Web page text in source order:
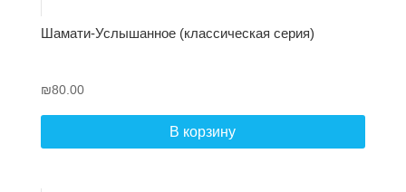
Шамати-Услышанное (классическая серия)
₪80.00
В корзину